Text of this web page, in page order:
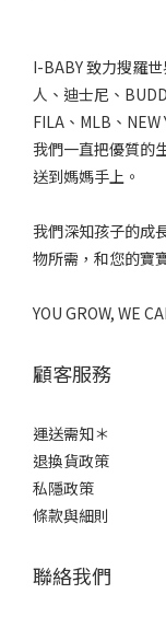
I-BABY 致力搜羅
人、迪士尼、
FILA、MLB、NEW
我們一直把優質的
送到媽媽手上。
我們深知孩子的成
物所需，和您的寶
YOU GROW, WE
顧客服務
運送需知＊
退換貨政策
私隱政策
條款與細則
聯絡我們